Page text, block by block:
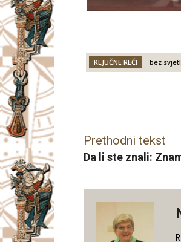
KLJUČNE REČI bez
Prethodni tekst
Da li ste znali: